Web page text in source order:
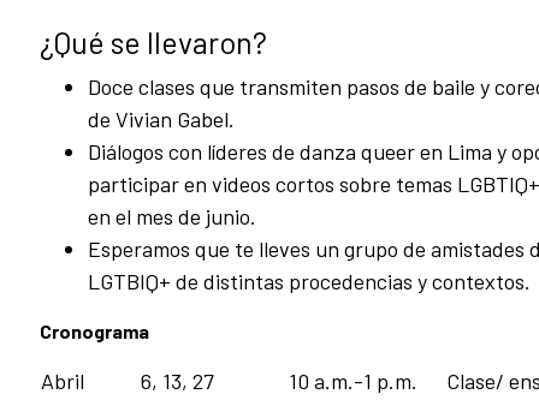
¿Qué se llevaron?
Doce clases que transmiten pasos de baile y
de Vivian Gabel.
Diálogos con líderes de danza queer en Lima y
participar en videos cortos sobre temas
en el mes de junio.
Esperamos que te lleves un grupo de amistades
LGTBIQ+ de distintas procedencias y contextos.
Cronograma
Abril 6, 13, 27 10 a.m.-1 p.m.
Clase/